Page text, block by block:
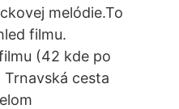
melódie.To
filmu.
(42 kde po
Trnavská cesta